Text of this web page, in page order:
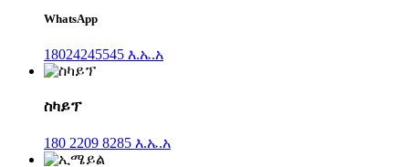
WhatsApp
18024245545 እ.ኤ.አ
ስካይፕ
180 2209 8285 እ.ኤ.አ